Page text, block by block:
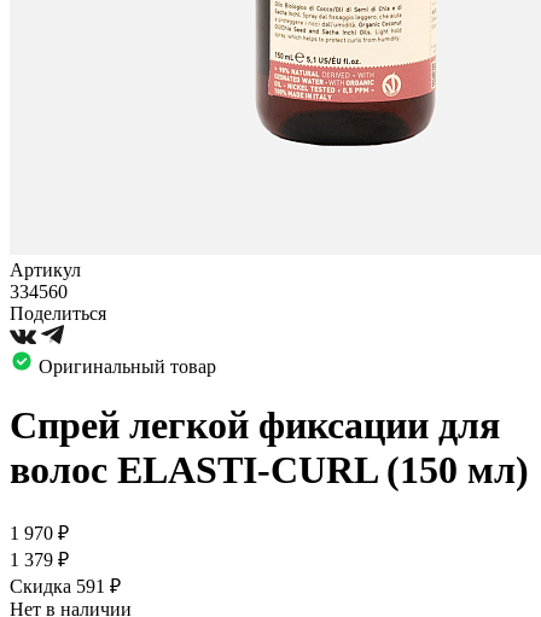
Артикул
334560
Поделиться
Оригинальный товар
Спрей легкой фиксации для
волос ELASTI-CURL (150 мл)
1 970 ₽
1 379 ₽
Скидка 591 ₽
Нет в наличии